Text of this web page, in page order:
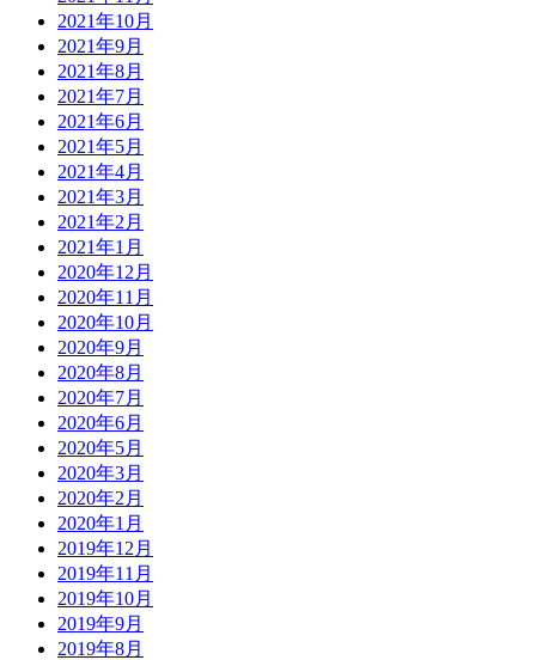
2021年10月
2021年9月
2021年8月
2021年7月
2021年6月
2021年5月
2021年4月
2021年3月
2021年2月
2021年1月
2020年12月
2020年11月
2020年10月
2020年9月
2020年8月
2020年7月
2020年6月
2020年5月
2020年3月
2020年2月
2020年1月
2019年12月
2019年11月
2019年10月
2019年9月
2019年8月